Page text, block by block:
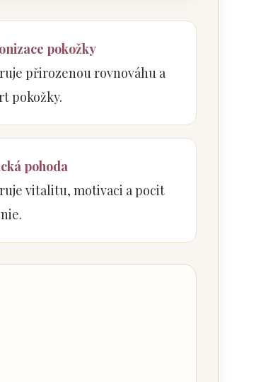
pokožky
přirozenou rovnováhu a
pokožky.
pohoda
vitalitu, motivaci a pocit